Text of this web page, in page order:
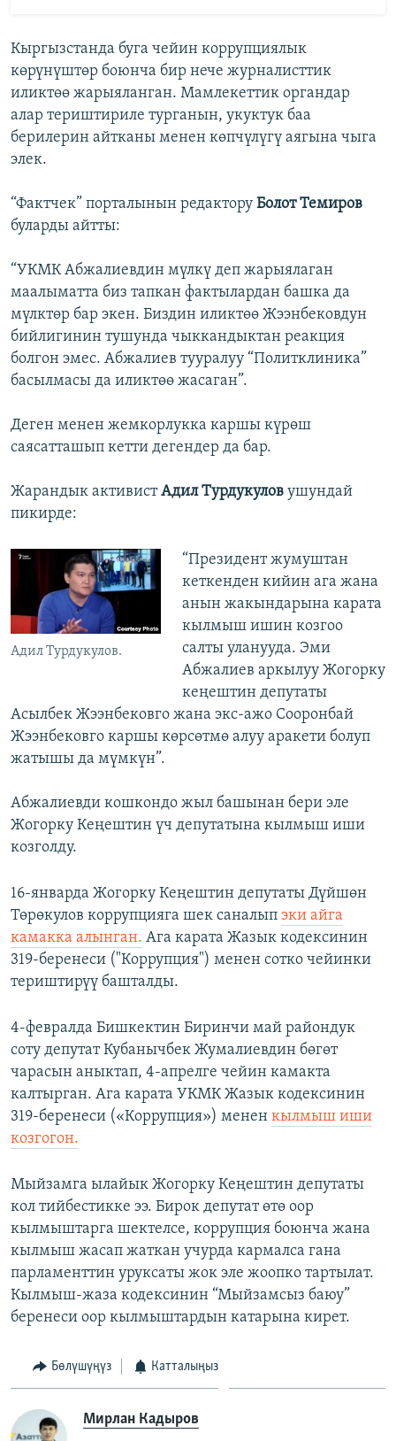
Кыргызстанда буга чейин коррупциялык
көрүнүштөр боюнча бир нече журналисттик
иликтөө жарыяланган. Мамлекеттик органдар
алар териштириле турганын, укуктук баа
берилерин айтканы менен көпчүлүгү аягына чыга
элек.
“Фактчек” порталынын редактору Болот Темиров
буларды айтты:
“УКМК Абжалиевдин мүлкү деп жарыялаган
маалыматта биз тапкан фактылардан башка да
мүлктөр бар экен. Биздин иликтөө Жээнбековдун
бийлигинин тушунда чыккандыктан реакция
болгон эмес. Абжалиев тууралуу “Политклиника”
басылмасы да иликтөө жасаган”.
Деген менен жемкорлукка каршы күрөш
саясатташып кетти дегендер да бар.
Жарандык активистАдил Турдукулов ушундай
пикирде:
Адил Турдукулов.
“Президент жумуштан
кеткенден кийин ага жана
анын жакындарына карата
кылмыш ишин козгоо
салты уланууда. Эми
Абжалиев аркылуу Жогорку
кеңештин депутаты
Асылбек Жээнбековго жана экс-ажо Сооронбай
Жээнбековго каршы көрсөтмө алуу аракети болуп
жатышы да мүмкүн”.
Абжалиевди кошкондо жыл башынан бери эле
Жогорку Кеңештин үч депутатына кылмыш иши
козголду.
16-январда Жогорку Кеңештин депутаты Дүйшөн
Төрөкулов коррупцияга шек саналып эки айга
камакка алынган. Ага карата Жазык кодексинин
319-беренеси ("Коррупция") менен сотко чейинки
териштирүү башталды.
4-февралда Бишкектин Биринчи май райондук
соту депутат Кубанычбек Жумалиевдин бөгөт
чарасын аныктап, 4-апрелге чейин камакта
калтырган. Ага карата УКМК Жазык кодексинин
319-беренеси («Коррупция») менен кылмыш иши
козгогон.
Мыйзамга ылайык Жогорку Кеңештин депутаты
кол тийбестикке ээ. Бирок депутат өтө оор
кылмыштарга шектелсе, коррупция боюнча жана
кылмыш жасап жаткан учурда кармалса гана
парламенттин уруксаты жок эле жоопко тартылат.
Кылмыш-жаза кодексинин “Мыйзамсыз баюу”
беренеси оор кылмыштардын катарына кирет.
Бөлүшүңүз Катталыңыз
Мирлан Кадыров